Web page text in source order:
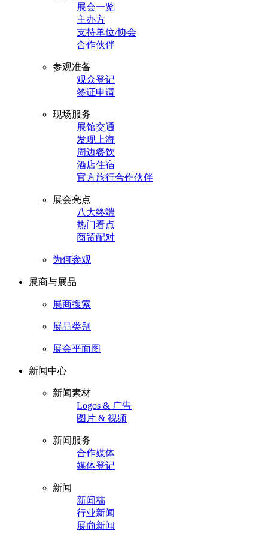
展会一览
主办方
支持单位/协会
合作伙伴
参观准备
观众登记
签证申请
现场服务
展馆交通
发现上海
周边餐饮
酒店住宿
官方旅行合作伙伴
展会亮点
八大终端
热门看点
商贸配对
为何参观
展商与展品
展商搜索
展品类别
展会平面图
新闻中心
新闻素材
Logos & 广告
图片 & 视频
新闻服务
合作媒体
媒体登记
新闻
新闻稿
行业新闻
展商新闻